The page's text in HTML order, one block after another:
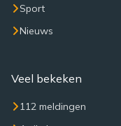
Sport
Nieuws
Veel bekeken
112 meldingen